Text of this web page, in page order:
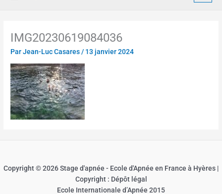
IMG20230619084036
ParJean-Luc Casares/ 13 janvier 2024
Copyright © 2026 Stage d'apnée - Ecole d'Apnée en France à Hyères |
Copyright : Dépôt légal
Ecole Internationale d’Apnée 2015